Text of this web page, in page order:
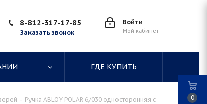
Войти
Мой кабинет
8-812-317-17-85
Заказать звонок
ГДЕ КУПИТЬ
- Ручка ABLOY POLAR 6/030 односторонняя с
0